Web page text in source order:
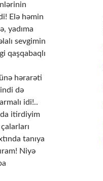
Elə həmin
yadıma
sevgimin
qaşqabaqlı
hərarəti
də
idi!..
da itirdiyim
tanıya
Niyə